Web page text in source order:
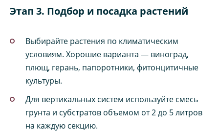
Этап 3. Подбор и посадка растений
Выбирайте растения по климатическим
условиям. Хорошие варианта — виноград,
плющ, герань, папоротники, фитонцитичные
культуры.
Для вертикальных систем используйте смесь
грунта и субстратов объемом от 2 до 5 литров
на каждую секцию.